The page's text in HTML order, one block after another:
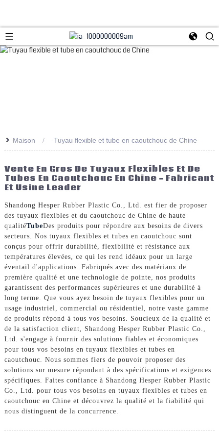
>> Maison Tuyau flexible et tube en caoutchouc de Chine
Vente En Gros De Tuyaux Flexibles Et De
Tubes En Caoutchouc En Chine – Fabricant
Et Usine Leader
Shandong Hesper Rubber Plastic Co., Ltd. est fier de proposer
des tuyaux flexibles et du caoutchouc de Chine de haute
qualitéTubeDes produits pour répondre aux besoins de divers
secteurs. Nos tuyaux flexibles et tubes en caoutchouc sont
conçus pour offrir durabilité, flexibilité et résistance aux
températures élevées, ce qui les rend idéaux pour un large
éventail d'applications. Fabriqués avec des matériaux de
première qualité et une technologie de pointe, nos produits
garantissent des performances supérieures et une durabilité à
long terme. Que vous ayez besoin de tuyaux flexibles pour un
usage industriel, commercial ou résidentiel, notre vaste gamme
de produits répond à tous vos besoins. Soucieux de la qualité et
de la satisfaction client, Shandong Hesper Rubber Plastic Co.,
Ltd. s'engage à fournir des solutions fiables et économiques
pour tous vos besoins en tuyaux flexibles et tubes en
caoutchouc. Nous sommes fiers de pouvoir proposer des
solutions sur mesure répondant à des spécifications et exigences
spécifiques. Faites confiance à Shandong Hesper Rubber Plastic
Co., Ltd. pour tous vos besoins en tuyaux flexibles et tubes en
caoutchouc en Chine et découvrez la qualité et la fiabilité qui
nous distinguent de la concurrence.